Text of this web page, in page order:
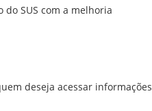
SUS com a melhoria
deseja acessar informações